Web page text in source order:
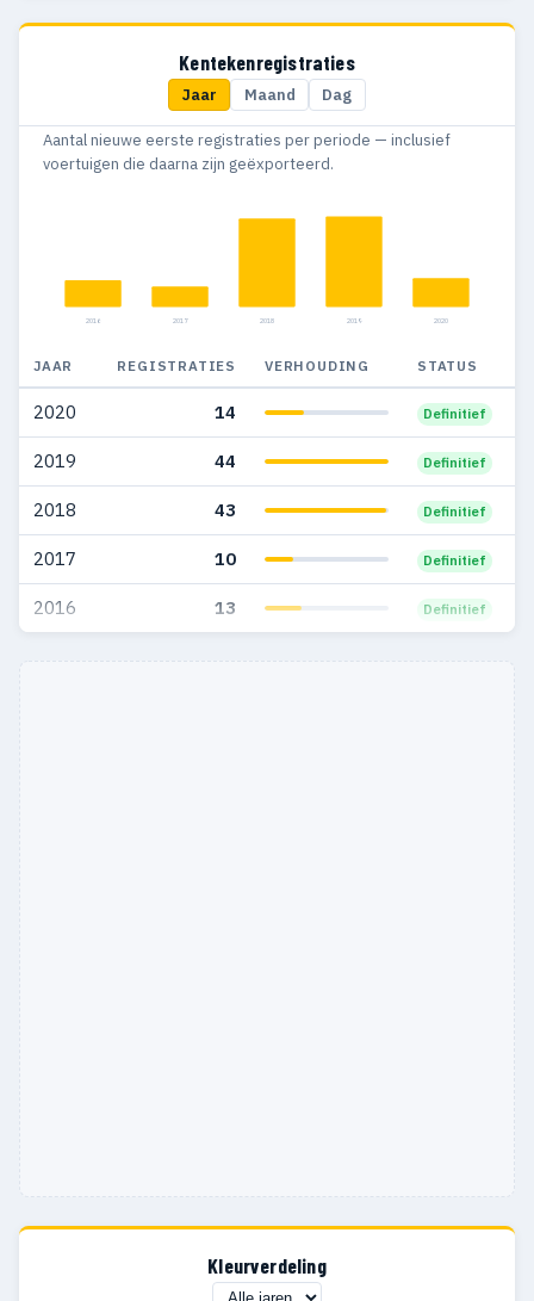
Kentekenregistraties
Jaar Maand Dag
Aantal nieuwe eerste registraties per periode — inclusief
voertuigen die daarna zijn geëxporteerd.
2016 2017 2018 2019 2020
JAAR REGISTRATIES VERHOUDING STATUS
2020 14 Definitief
2019 44 Definitief
2018 43 Definitief
2017 10 Definitief
2016 13 Definitief
Kleurverdeling